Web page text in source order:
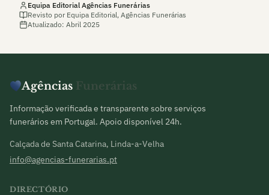
Equipa Editorial Agências Funerárias
Revisto por Equipa Editorial, Agências Funerárias
Atualizado: Abril 2025
Agências Funerárias
Informação verificada e transparente sobre serviços
funerários em Portugal. Apoio disponível 24h.
Calçada de Santa Catarina, Linda-a-Velha
info@agencias-funerarias.pt
DIRECTÓRIO